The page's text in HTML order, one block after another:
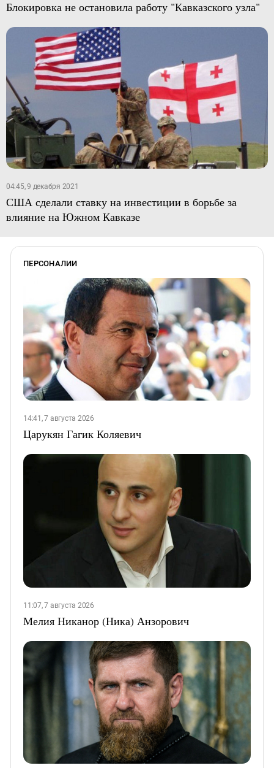
Блокировка не остановила работу "Кавказского узла"
04:45, 9 декабря 2021
США сделали ставку на инвестиции в борьбе за
влияние на Южном Кавказе
ПЕРСОНАЛИИ
14:41, 7 августа 2026
Царукян Гагик Коляевич
11:07, 7 августа 2026
Мелия Никанор (Ника) Анзорович